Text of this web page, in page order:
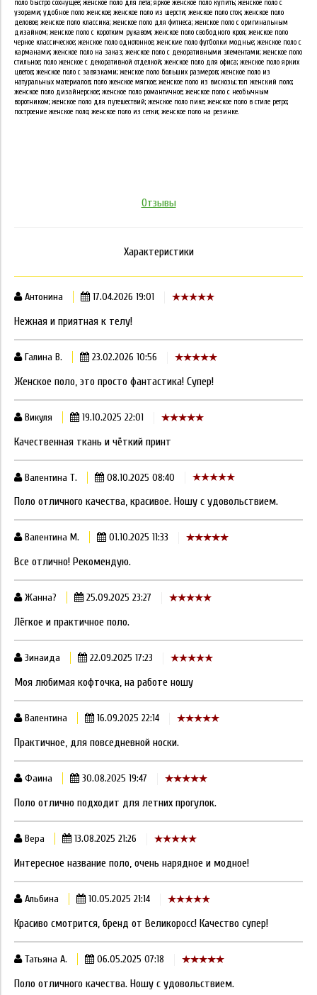
поло быстро сохнущее; женское поло для лета; яркое женское поло купить; женское поло с
узорами; удобное поло женское; женское поло из шерсти; женское поло сток; женское поло
деловое; женское поло классика; женское поло для фитнеса; женское поло с оригинальным
дизайном; женское поло с коротким рукавом; женское поло свободного кроя; женское поло
черное классическое; женское поло однотонное; женские поло футболки модные; женское поло с
карманами; женское поло на заказ; женское поло с декоративными элементами; женское поло
стильное; поло женское с декоративной отделкой; женское поло для офиса; женское поло ярких
цветов; женское поло с завязками; женское поло больших размеров; женское поло из
натуральных материалов; поло женское мягкое; женское поло из вискозы; топ женский поло;
женское поло дизайнерское; женское поло романтичное; женское поло с необычным
воротником; женское поло для путешествий; женское поло пике; женское поло в стиле ретро;
построение женское поло; женское поло из сетки; женское поло на резинке.
Отзывы
Характеристики
Антонина 17.04.2026 19:01
Нежная и приятная к телу!
Галина В. 23.02.2026 10:56
Женское поло, это просто фантастика! Супер!
Викуля 19.10.2025 22:01
Качественная ткань и чёткий принт
Валентина Т. 08.10.2025 08:40
Поло отличного качества, красивое. Ношу с удовольствием.
Валентина М. 01.10.2025 11:33
Все отлично! Рекомендую.
Жанна? 25.09.2025 23:27
Лёгкое и практичное поло.
Зинаида 22.09.2025 17:23
Моя любимая кофточка, на работе ношу
Валентина 16.09.2025 22:14
Практичное, для повседневной носки.
Фаина 30.08.2025 19:47
Поло отлично подходит для летних прогулок.
Вера 13.08.2025 21:26
Интересное название поло, очень нарядное и модное!
Альбина 10.05.2025 21:14
Красиво смотрится, бренд от Великоросс! Качество супер!
Татьяна А. 06.05.2025 07:18
Поло отличного качества. Ношу с удовольствием.